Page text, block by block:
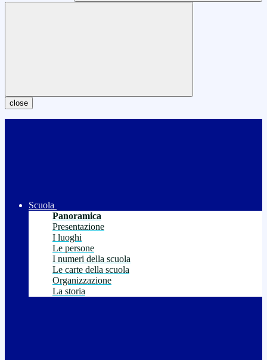
close
Scuola
Panoramica
Presentazione
I luoghi
Le persone
I numeri della scuola
Le carte della scuola
Organizzazione
La storia